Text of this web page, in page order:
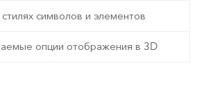
символов и элементов
опции отображения в 3D